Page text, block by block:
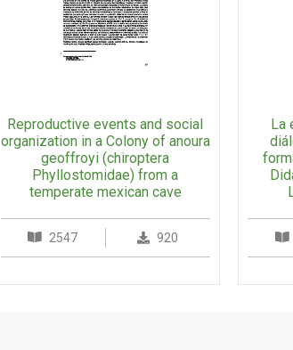
Reproductive events and social
organization in a Colony of anoura
geoffroyi (chiroptera
Phyllostomidae) from a
temperate mexican cave
2547 920
La